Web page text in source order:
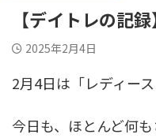
【デイトレの記
2025年2月4日
2月4日は「レディー
今日も、ほとんど何